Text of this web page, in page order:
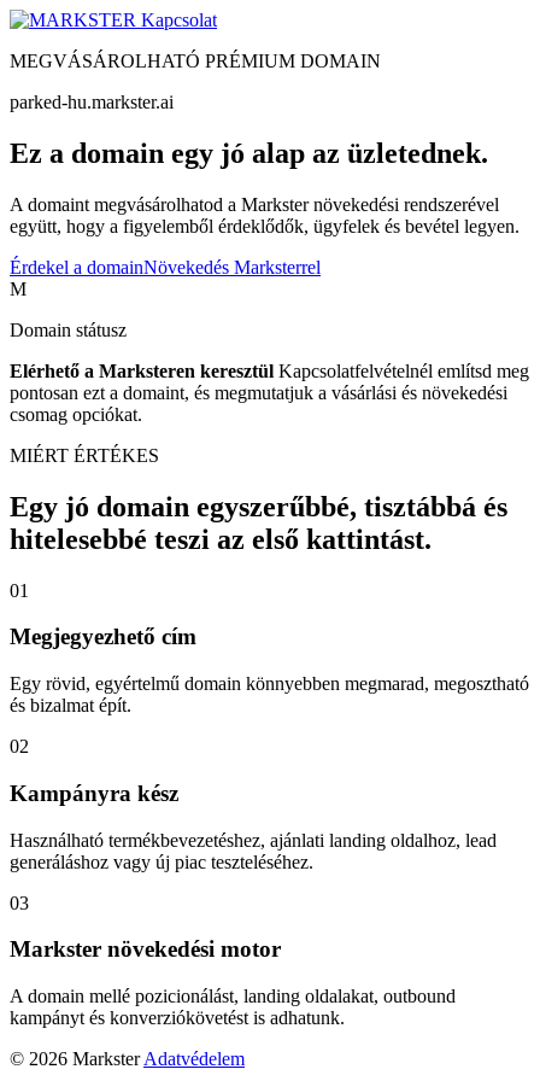
Kapcsolat
MEGVÁSÁROLHATÓ PRÉMIUM DOMAIN
parked-hu.markster.ai
Ez a domain egy jó alap az üzletednek.
A domaint megvásárolhatod a Markster növekedési rendszerével
együtt, hogy a figyelemből érdeklődők, ügyfelek és bevétel legyen.
Érdekel a domainNövekedés Marksterrel
M
Domain státusz
Elérhető a Marksteren keresztül Kapcsolatfelvételnél említsd meg
pontosan ezt a domaint, és megmutatjuk a vásárlási és növekedési
csomag opciókat.
MIÉRT ÉRTÉKES
Egy jó domain egyszerűbbé, tisztábbá és
hitelesebbé teszi az első kattintást.
01
Megjegyezhető cím
Egy rövid, egyértelmű domain könnyebben megmarad, megosztható
és bizalmat épít.
02
Kampányra kész
Használható termékbevezetéshez, ajánlati landing oldalhoz, lead
generáláshoz vagy új piac teszteléséhez.
03
Markster növekedési motor
A domain mellé pozicionálást, landing oldalakat, outbound
kampányt és konverziókövetést is adhatunk.
© 2026 Markster Adatvédelem